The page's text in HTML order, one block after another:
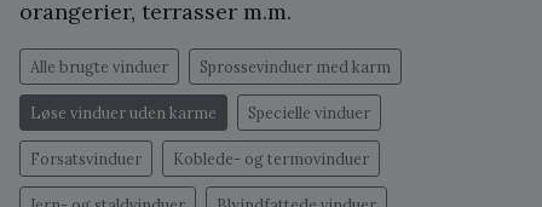
orangerier, terrasser m.m.
Alle brugte vinduer Sprossevinduer med karm
Løse vinduer uden karme Specielle vinduer
Forsatsvinduer Koblede- og termovinduer